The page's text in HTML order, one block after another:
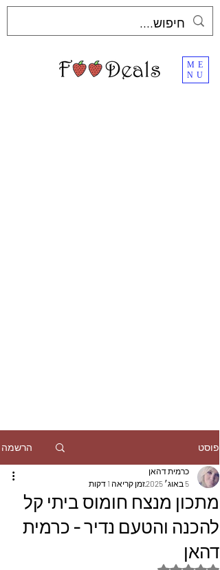
ME
NU
פוסט הרשמה
מתכון מנצח חומוס ביתי קל
להכנה והטעם נדיר - כרמית
דהאן
כרמית דהאן
5 באוג׳ 2025
זמן קריאה 1 דקות